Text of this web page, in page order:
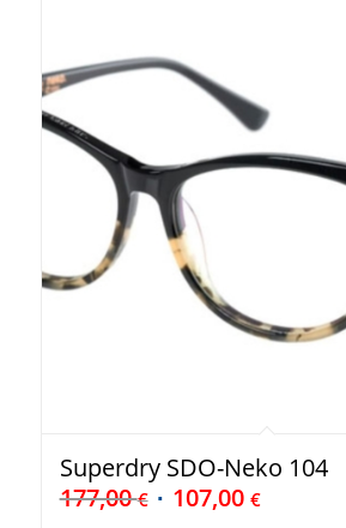
Superdry SDO-Neko 104
177,00€ 107,00 €